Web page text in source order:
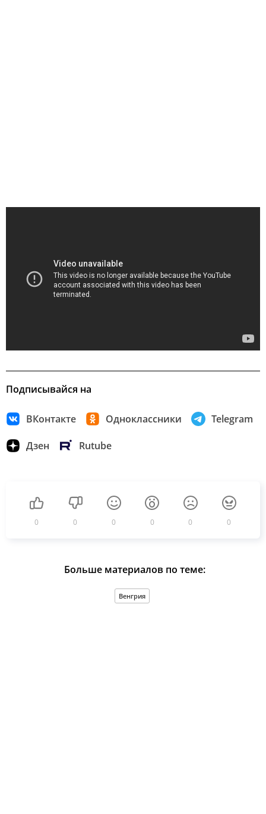
Подписывайся на
ВКонтакте Одноклассники Telegram
Дзен Rutube
0 0 0 0 0 0
Больше материалов по теме:
Венгрия